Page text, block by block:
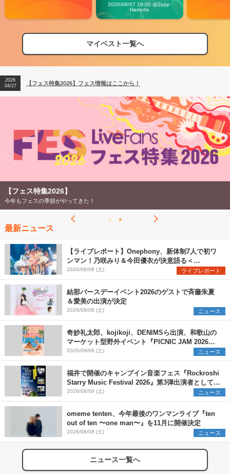
Carnival」
2026/08/07 19:00 @Zepp
Haneda
マイベスト一覧へ
【フェス特集2026】フェス情報はここから！
【ライブ動員ランキング】2026年上半期編発表！
2026
04/27
【フェス特集2026】フェス情報はここから！
2026
【ライブ動員ランキング】2026年上半期編発表！
【フェス特集2026】
今年もフェスの季節がやってきた！
最新ニュース
【ライブレポート】Onephony、新体制7人で初ワ
ンマン！乃咲みり＆今田優衣が決意語る＜
Onephony新体制1st Oneman Live はじまりの夏
＞
2026/08/08 (土) ライブレポート
結那バースデーイベント2026のゲストで斉藤朱夏
＆愛美の出演が決定
2026/08/08 (土) ニュース
奇妙礼太郎、kojikoji、DENIMSら出演、和歌山の
マーケット型野外イベント『PICNIC JAM 2026』
早割チケット発売開始
2026/08/08 (土) ニュース
福井で開催のキャンプイン音楽フェス『Rockroshi
Starry Music Festival 2026』第3弾出演者として
SCOOBIE DO、かりゆし58、Reiを発表
2026/08/08 (土) ニュース
omeme tenten、今年最後のワンマンライブ『ten
out of ten 〜one man〜』を11月に開催決定
2026/08/08 (土) ニュース
ニュース一覧へ